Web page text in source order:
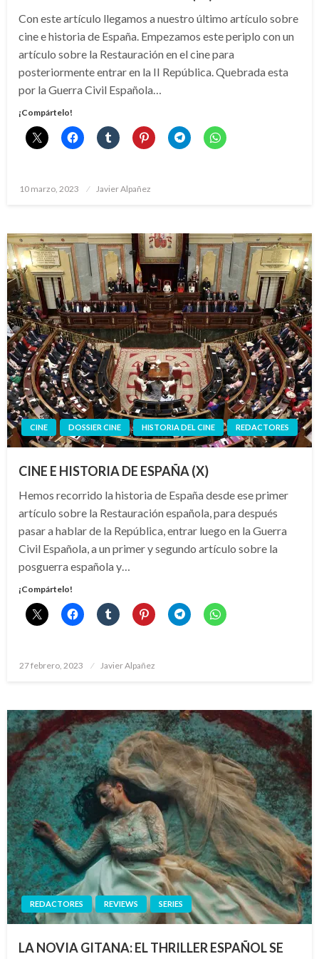
Con este artículo llegamos a nuestro último artículo sobre
cine e historia de España. Empezamos este periplo con un
artículo sobre la Restauración en el cine para
posteriormente entrar en la II República. Quebrada esta
por la Guerra Civil Española…
¡Compártelo!
Publicado
10 marzo, 2023 Javier Alpañez
CINE DOSSIER CINE HISTORIA DEL CINE REDACTORES
CINE E HISTORIA DE ESPAÑA (X)
Hemos recorrido la historia de España desde ese primer
artículo sobre la Restauración española, para después
pasar a hablar de la República, entrar luego en la Guerra
Civil Española, a un primer y segundo artículo sobre la
posguerra española y…
¡Compártelo!
Publicado
27 febrero, 2023 Javier Alpañez
REDACTORES REVIEWS SERIES
LA NOVIA GITANA: EL THRILLER ESPAÑOL SE